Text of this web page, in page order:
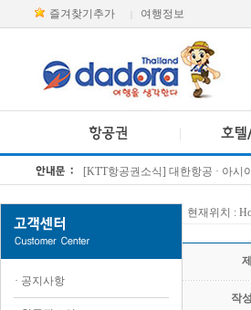
즐겨찾기추가 여행정보
[KTT항공권소식] 대한항공 · 아시
· 공지사항
현재위치 :
작